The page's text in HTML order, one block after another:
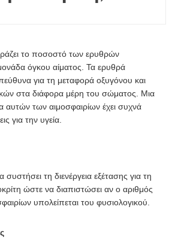
το ποσοστό των ερυθρών
όγκου αίματος. Τα ερυθρά
για τη μεταφορά οξυγόνου και
στα διάφορα μέρη του σώματος. Μια
αυτών των αιμοσφαιρίων έχει συχνά
για την υγεία.
τη διενέργεια εξέτασης για τη
ώστε να διαπιστώσει αν ο αριθμός
υπολείπεται του φυσιολογικού.